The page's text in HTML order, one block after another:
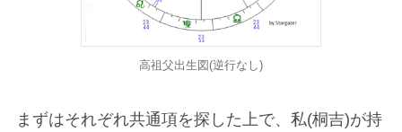
高祖父出生図(逆行なし)
まずはそれぞれ共通項を探した上で、私(桐吉)が持